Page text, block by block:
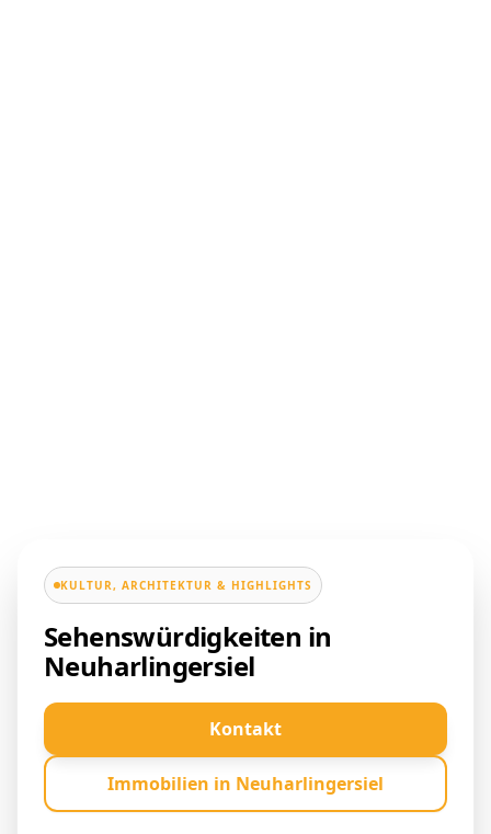
KULTUR, ARCHITEKTUR & HIGHLIGHTS
Sehenswürdigkeiten in
Neuharlingersiel
Kontakt
Immobilien in Neuharlingersiel